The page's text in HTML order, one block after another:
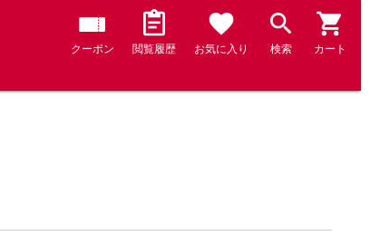
クーポン 閲覧履歴 お気に入り 検索 カート